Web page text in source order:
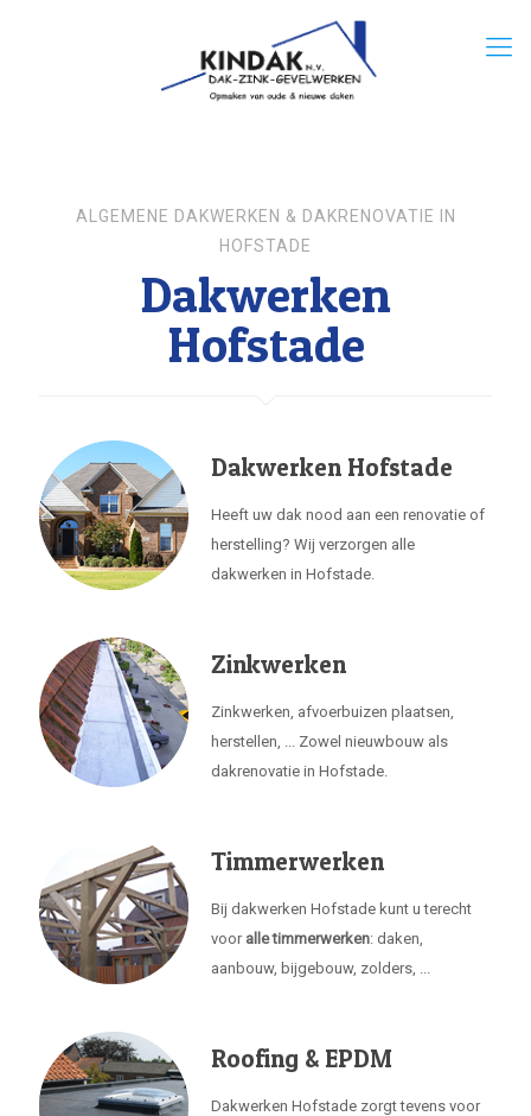
ALGEMENE DAKWERKEN & DAKRENOVATIE IN
HOFSTADE
Dakwerken
Hofstade
Dakwerken Hofstade
Heeft uw dak nood aan een renovatie of
herstelling? Wij verzorgen alle
dakwerken in Hofstade.
Zinkwerken
Zinkwerken, afvoerbuizen plaatsen,
herstellen, ... Zowel nieuwbouw als
dakrenovatie in Hofstade.
Timmerwerken
Bij dakwerken Hofstade kunt u terecht
voor alle timmerwerken: daken,
aanbouw, bijgebouw, zolders, ...
Roofing & EPDM
Dakwerken Hofstade zorgt tevens voor